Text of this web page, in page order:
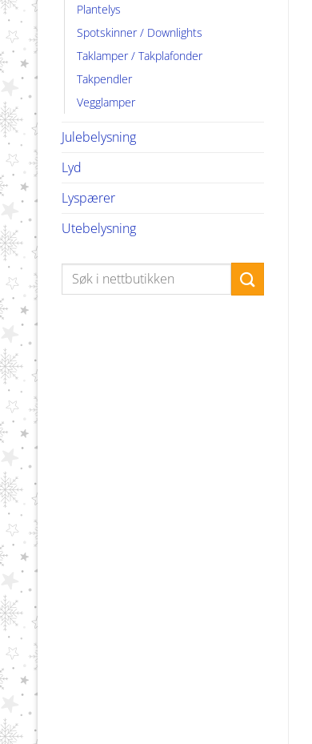
Plantelys
Spotskinner / Downlights
Taklamper / Takplafonder
Takpendler
Vegglamper
Julebelysning
Lyd
Lyspærer
Utebelysning
Søk